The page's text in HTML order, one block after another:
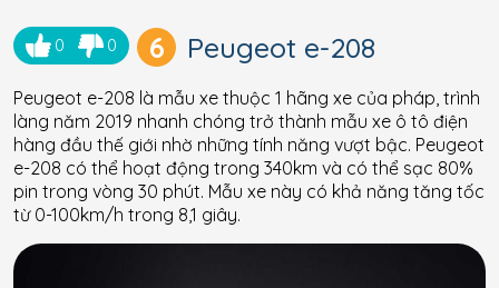
0 0 6 Peugeot e-208
Peugeot e-208 là mẫu xe thuộc 1 hãng xe của pháp, trình
làng năm 2019 nhanh chóng trở thành mẫu xe ô tô điện
hàng đầu thế giới nhờ những tính năng vượt bậc. Peugeot
e-208 có thể hoạt động trong 340km và có thể sạc 80%
pin trong vòng 30 phút. Mẫu xe này có khả năng tăng tốc
từ 0-100km/h trong 8,1 giây.